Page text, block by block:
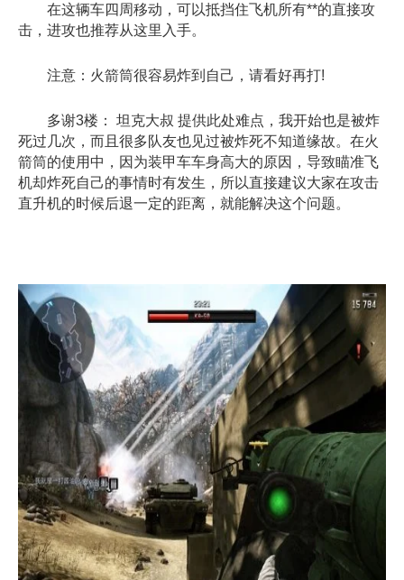
在这辆车四周移动，可以抵挡住飞机所有**的直接攻
击，进攻也推荐从这里入手。
注意：火箭筒很容易炸到自己，请看好再打!
多谢3楼： 坦克大叔 提供此处难点，我开始也是被炸
死过几次，而且很多队友也见过被炸死不知道缘故。在火
箭筒的使用中，因为装甲车车身高大的原因，导致瞄准飞
机却炸死自己的事情时有发生，所以直接建议大家在攻击
直升机的时候后退一定的距离，就能解决这个问题。